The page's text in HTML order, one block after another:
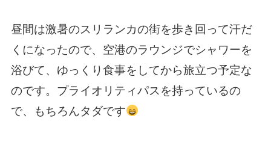
昼間は激暑のスリランカの街を歩き回って汗だ
くになったので、空港のラウンジでシャワーを
浴びて、ゆっくり食事をしてから旅立つ予定な
のです。プライオリティパスを持っているの
で、もちろんタダです